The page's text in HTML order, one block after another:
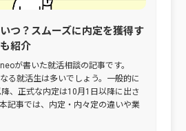
つ？スムーズに内定を獲得す
紹介
が書いた就活相談の記事です。
る就活生は多いでしょう。一般的に
、正式な内定は10月1日以降に出さ
記事では、内定・内々定の違いや業